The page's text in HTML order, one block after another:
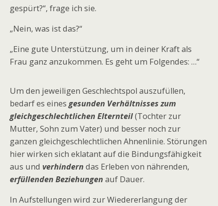
gespürt?“, frage ich sie.
„Nein, was ist das?“
„Eine gute Unterstützung, um in deiner Kraft als
Frau ganz anzukommen. Es geht um Folgendes: …“
Um den jeweiligen Geschlechtspol auszufüllen,
bedarf es eines gesunden Verhältnisses zum
gleichgeschlechtlichen Elternteil(Tochter zur
Mutter, Sohn zum Vater) und besser noch zur
ganzen gleichgeschlechtlichen Ahnenlinie. Störungen
hier wirken sich eklatant auf die Bindungsfähigkeit
aus und verhindern das Erleben von nährenden,
erfüllenden Beziehungen auf Dauer.
In Aufstellungen wird zur Wiedererlangung der